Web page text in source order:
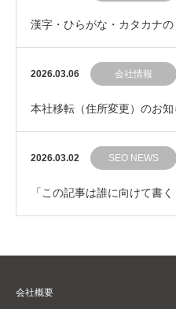
漢字・ひらがな・カタカナ
ールの手を止めない文章の見
2026.03.06 会社情報
本社移転（住所変更）のお知
2026.03.02 SEO NEWS
「この記事は誰に向けて書
会社概要